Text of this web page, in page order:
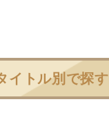
イトル別で探す